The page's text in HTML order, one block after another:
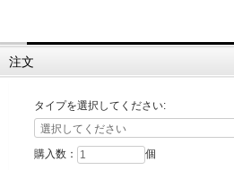
注文
タイプを選択してください:
購入数： 個